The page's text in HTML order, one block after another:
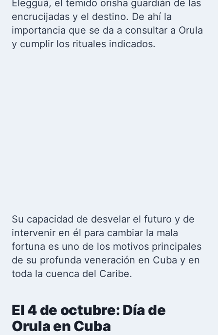
Elegguá, el temido orisha guardián de las
encrucijadas y el destino. De ahí la
importancia que se da a consultar a Orula
y cumplir los rituales indicados.
Su capacidad de desvelar el futuro y de
intervenir en él para cambiar la mala
fortuna es uno de los motivos principales
de su profunda veneración en Cuba y en
toda la cuenca del Caribe.
El 4 de octubre: Día de
Orula en Cuba